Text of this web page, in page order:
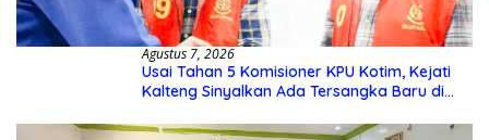
Agustus 7, 2026
Usai Tahan 5 Komisioner KPU Kotim, Kejati
Kalteng Sinyalkan Ada Tersangka Baru di